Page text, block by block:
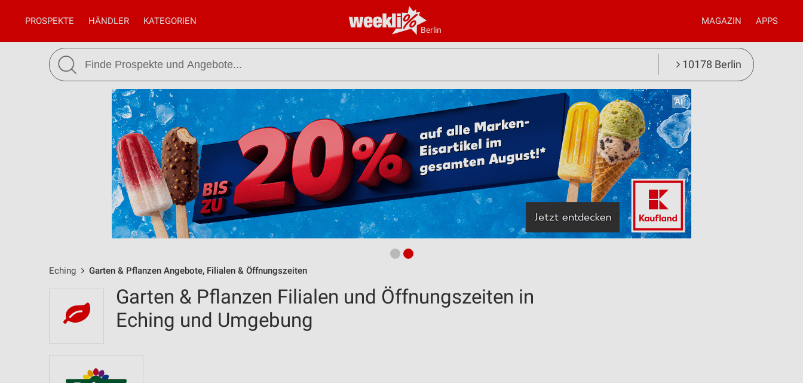
Berlin
PROSPEKTE HÄNDLER KATEGORIEN MAGAZIN APPS
10178 Berlin
Eching Garten & Pflanzen Angebote, Filialen & Öffnungszeiten
Garten & Pflanzen Filialen und Öffnungszeiten in
Eching und Umgebung